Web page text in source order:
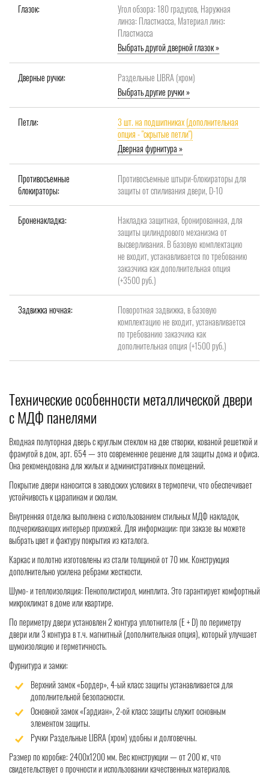
Глазок:
Угол обзора: 180 градусов, Наружная
линза: Пластмасса, Материал линз:
Пластмасса
Выбрать другой дверной глазок »
Дверные ручки:
Раздельные LIBRA (хром)
Выбрать другие ручки »
Петли:
3 шт. на подшипниках (дополнительная
опция - "скрытые петли")
Дверная фурнитура »
Противосъемные
блокираторы:
Противосъемные штыри-блокираторы для
защиты от спиливания двери, D-10
Броненакладка:
Накладка защитная, бронированная, для
защиты цилиндрового механизма от
высверливания. В базовую комплектацию
не входит, устанавливается по требованию
заказчика как дополнительная опция
(+3500 руб.)
Задвижка ночная:
Поворотная задвижка, в базовую
комплектацию не входит, устанавливается
по требованию заказчика как
дополнительная опция (+1500 руб.)
Технические особенности металлической двери
с МДФ панелями
Входная полуторная дверь с круглым стеклом на две створки, кованой решеткой и
фрамугой в дом, арт. 654 — это современное решение для защиты дома и офиса.
Она рекомендована для жилых и административных помещений.
Покрытие двери наносится в заводских условиях в термопечи, что обеспечивает
устойчивость к царапинам и сколам.
Внутренняя отделка выполнена с использованием стильных МДФ накладок,
подчеркивающих интерьер прихожей. Для информации: при заказе вы можете
выбрать цвет и фактуру покрытия из каталога.
Каркас и полотно изготовлены из стали толщиной от 70 мм. Конструкция
дополнительно усилена ребрами жесткости.
Шумо- и теплоизоляция: Пенополистирол, минплита. Это гарантирует комфортный
микроклимат в доме или квартире.
По периметру двери установлен 2 контура уплотнителя (Е + D) по периметру
двери или 3 контура в т.ч. магнитный (дополнительная опция), который улучшает
шумоизоляцию и герметичность.
Фурнитура и замки:
Верхний замок «Бордер», 4-ый класс защиты устанавливается для
дополнительной безопасности.
Основной замок «Гардиан», 2-ой класс защиты служит основным
элементом защиты.
Ручки Раздельные LIBRA (хром) удобны и долговечны.
Размер по коробке: 2400х1200 мм. Вес конструкции — от 200 кг, что
свидетельствует о прочности и использовании качественных материалов.